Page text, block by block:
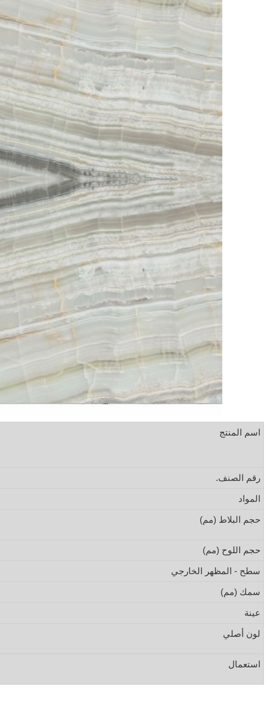
اسم المنتج
رقم الصنف.
المواد
حجم البلاط (مم)
حجم اللوح (مم)
سطح - المظهر الخارجي
سمك (مم)
عينة
لون أصلي
استعمال